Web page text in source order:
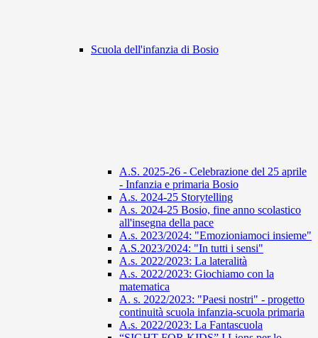
Scuola dell'infanzia di Bosio
A.S. 2025-26 - Celebrazione del 25 aprile
- Infanzia e primaria Bosio
A.s. 2024-25 Storytelling
A.s. 2024-25 Bosio, fine anno scolastico
all'insegna della pace
A.s. 2023/2024: "Emozioniamoci insieme"
A.S.2023/2024: "In tutti i sensi"
A.s. 2022/2023: La lateralità
A.s. 2022/2023: Giochiamo con la
matematica
A. s. 2022/2023: "Paesi nostri" - progetto
continuità scuola infanzia-scuola primaria
A.s. 2022/2023: La Fantascuola